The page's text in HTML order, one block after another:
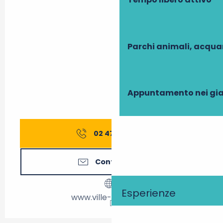
Parchi animali,
Appuntamento nei
Esperienze
02 47 58 10
Contattateci
www.ville-richelieu.fr